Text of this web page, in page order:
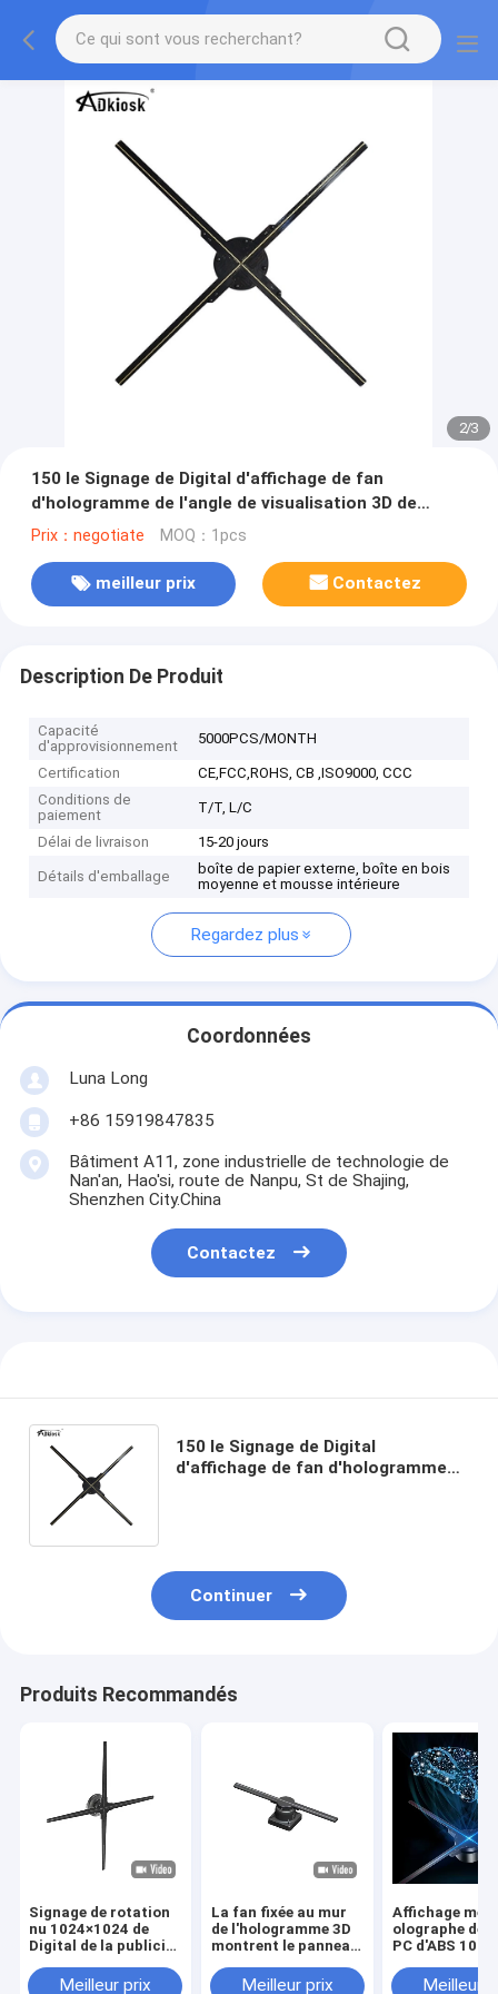
2/3
150 le Signage de Digital d'affichage de fan
d'hologramme de l'angle de visualisation 3D de
degré affichage à LED la fan 85cm
Prix：negotiate MOQ：1pcs
meilleur prix Contactez
Description De Produit
Capacité
d'approvisionnement
5000PCS/MONTH
Certification
CE,FCC,ROHS, CB ,ISO9000, CCC
Conditions de
paiement
T/T, L/C
Délai de livraison 15-20 jours
Détails d'emballage
boîte de papier externe, boîte en bois
moyenne et mousse intérieure
Regardez plus
Coordonnées
Luna Long
+86 15919847835
Bâtiment A11, zone industrielle de technologie de
Nan'an, Hao'si, route de Nanpu, St de Shajing,
Shenzhen City.China
Contactez
150 le Signage de Digital
d'affichage de fan d'hologramme
Continuer
Produits Recommandés
Signage de rotation
nu 1024×1024 de
Digital de la publicité
yeux 3dMeilleur prix
La fan fixée au mur
de l'hologramme 3D
montrent le panneau
contrôle d'appli
Meilleur prix
Affichage
olographe de
PC d'ABS
fil
Meilleur